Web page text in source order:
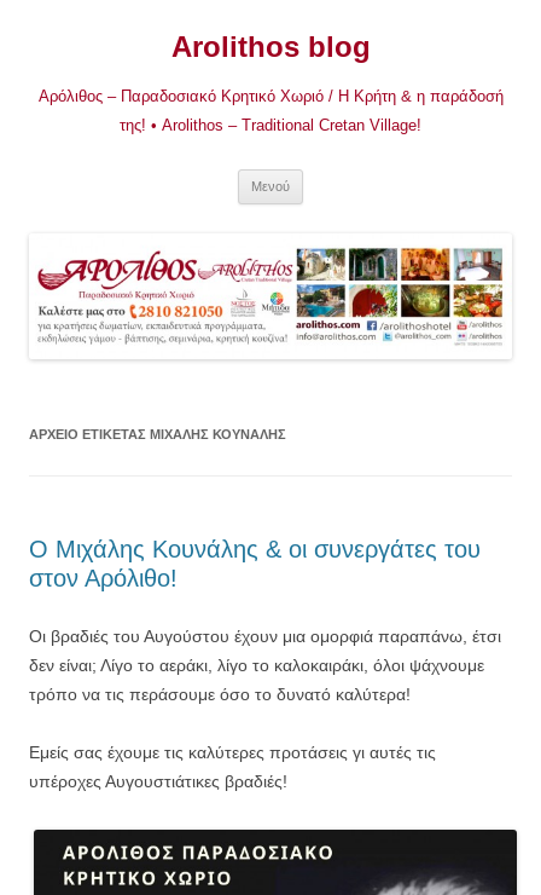
Arolithos blog
Αρόλιθος – Παραδοσιακό Κρητικό Χωριό / Η Κρήτη & η παράδοσή
της! • Arolithos – Traditional Cretan Village!
Μενού
ΑΡΧΕΊΟ ΕΤΙΚΈΤΑΣ ΜΙΧΆΛΗΣ ΚΟΥΝΆΛΗΣ
Ο Μιχάλης Κουνάλης & οι συνεργάτες του
στον Αρόλιθο!
Οι βραδιές του Αυγούστου έχουν μια ομορφιά παραπάνω, έτσι
δεν είναι; Λίγο το αεράκι, λίγο το καλοκαιράκι, όλοι ψάχνουμε
τρόπο να τις περάσουμε όσο το δυνατό καλύτερα!
Εμείς σας έχουμε τις καλύτερες προτάσεις γι αυτές τις
υπέροχες Αυγουστιάτικες βραδιές!